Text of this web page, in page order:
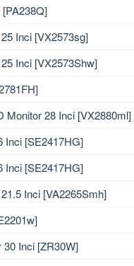
Inci [VX2573sg]
Inci [VX2573Shw]
Monitor 28 Inci [VX2880ml]
Inci [SE2417HG]
Inci [SE2417HG]
Inci [VA2265Smh]
30 Inci [ZR30W]